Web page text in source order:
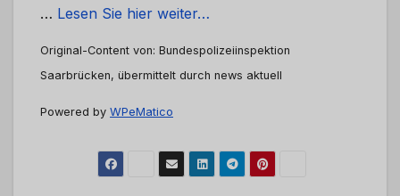
… Lesen Sie hier weiter…
Original-Content von: Bundespolizeiinspektion
Saarbrücken, übermittelt durch news aktuell
Powered by WPeMatico